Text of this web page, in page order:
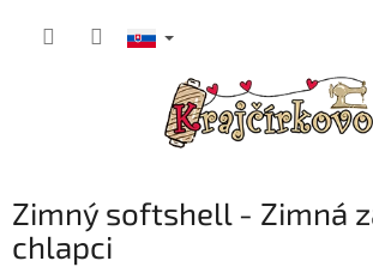
Zimný softshell - Zimná
chlapci